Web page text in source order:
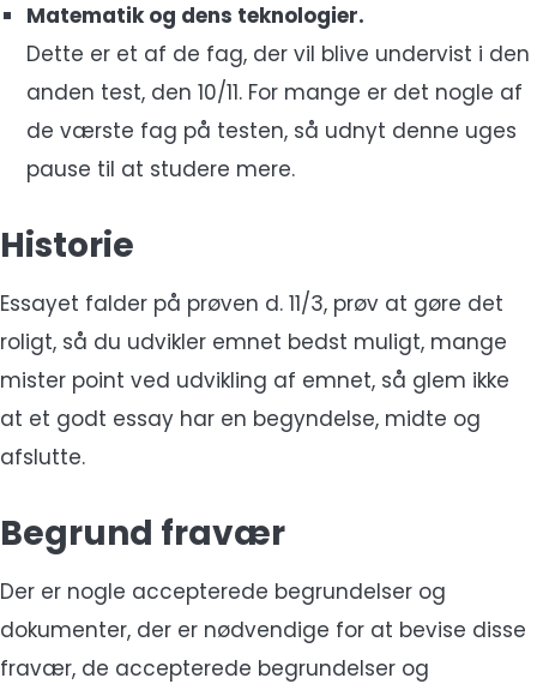
Matematik og dens teknologier.
Dette er et af de fag, der vil blive undervist i den
anden test, den 10/11. For mange er det nogle af
de værste fag på testen, så udnyt denne uges
pause til at studere mere.
Historie
Essayet falder på prøven d. 11/3, prøv at gøre det
roligt, så du udvikler emnet bedst muligt, mange
mister point ved udvikling af emnet, så glem ikke
at et godt essay har en begyndelse, midte og
afslutte.
Begrund fravær
Der er nogle accepterede begrundelser og
dokumenter, der er nødvendige for at bevise disse
fravær, de accepterede begrundelser og